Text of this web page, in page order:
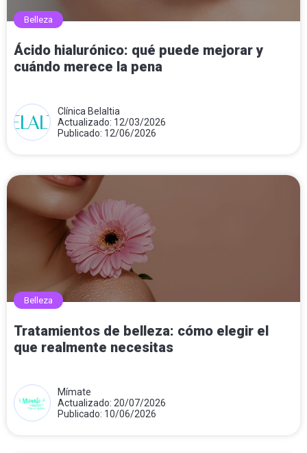
Belleza
Ácido hialurónico: qué puede mejorar y
cuándo merece la pena
Clínica Belaltia
Actualizado: 12/03/2026
Publicado: 12/06/2026
Belleza
Tratamientos de belleza: cómo elegir el
que realmente necesitas
Mímate
Actualizado: 20/07/2026
Publicado: 10/06/2026